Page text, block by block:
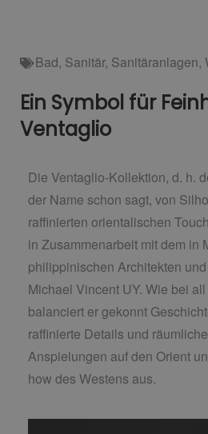
Bad, Sanitär, Sanitäranlagen,
Ein Symbol für
Ventaglio
Die Ventaglio-Kollektion, d. h.
der Name schon sagt, von
raffinierten orientalischen
in Zusammenarbeit mit dem in
philippinischen Architekten
Michael Vincent UY. Wie bei
balanciert er gekonnt
raffinierte Details und
Anspielungen auf den Orient
how des Westens aus.